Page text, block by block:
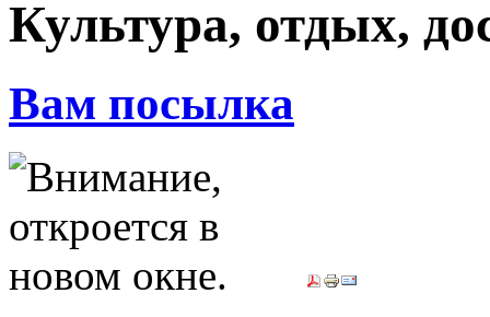
Культура, отдых,
Вам посылка